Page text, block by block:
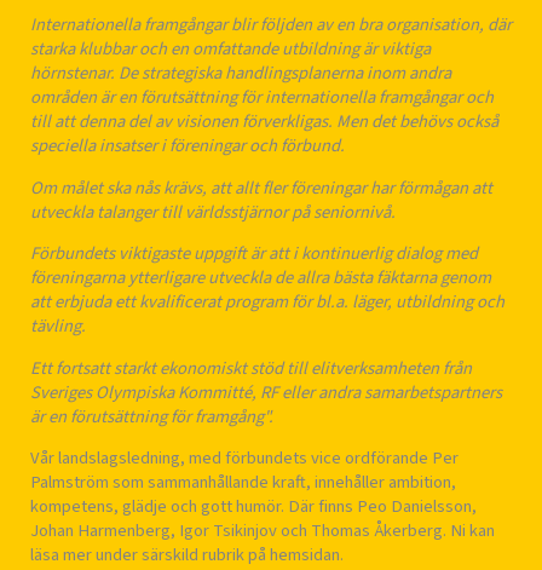
Internationella framgångar blir följden av en bra organisation, där
starka klubbar och en omfattande utbildning är viktiga
hörnstenar. De strategiska handlingsplanerna inom andra
områden är en förutsättning för internationella framgångar och
till att denna del av visionen förverkligas. Men det behövs också
speciella insatser i föreningar och förbund.
Om målet ska nås krävs, att allt fler föreningar har förmågan att
utveckla talanger till världsstjärnor på seniornivå.
Förbundets viktigaste uppgift är att i kontinuerlig dialog med
föreningarna ytterligare utveckla de allra bästa fäktarna genom
att erbjuda ett kvalificerat program för bl.a. läger, utbildning och
tävling.
Ett fortsatt starkt ekonomiskt stöd till elitverksamheten från
Sveriges Olympiska Kommitté, RF eller andra samarbetspartners
är en förutsättning för framgång".
Vår landslagsledning, med förbundets vice ordförande Per
Palmström som sammanhållande kraft, innehåller ambition,
kompetens, glädje och gott humör. Där finns Peo Danielsson,
Johan Harmenberg, Igor Tsikinjov och Thomas Åkerberg. Ni kan
läsa mer under särskild rubrik på hemsidan.